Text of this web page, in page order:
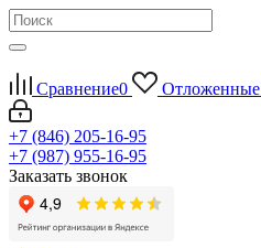
Сравнение0 Отложенные
+7 (846) 205-16-95
+7 (987) 955-16-95
Заказать звонок